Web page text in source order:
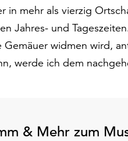
in mehr als vierzig
Jahres- und
Gemäuer widmen wird,
werde ich dem
& Mehr zum